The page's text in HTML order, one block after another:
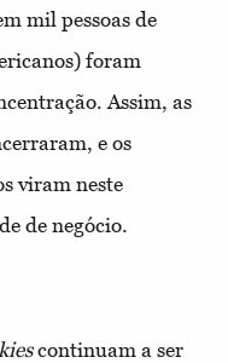
mil pessoas de
foram
Assim, as
e os
viram neste
de negócio.
continuam a ser